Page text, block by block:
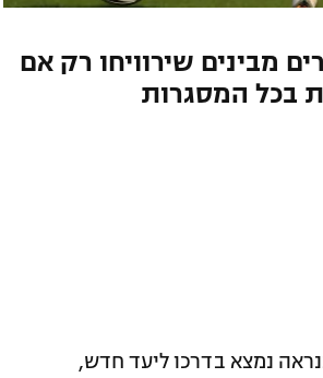
מבינים שירוויחו רק אם
נמצא בדרכו ליעד חדש,